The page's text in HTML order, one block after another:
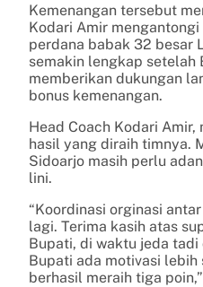
Kemenangan tersebut
Kodari Amir
perdana babak 32 besar
semakin lengkap setelah
memberikan dukungan
bonus kemenangan.
Head Coach Kodari
hasil yang diraih timnya.
Sidoarjo masih perlu
lini.
“Koordinasi orginasi
lagi. Terima kasih atas
Bupati, di waktu jeda
Bupati ada motivasi lebih
berhasil meraih tiga